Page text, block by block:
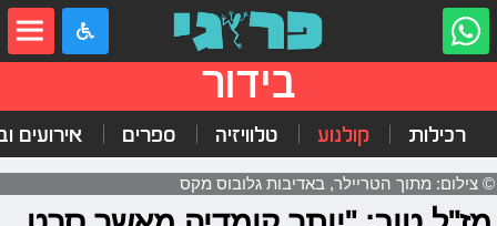
בידור
רכילות קולנוע טלוויזיה ספרים אירועים
© צילום: מתוך הטריילר, באדיבות גלובוס מקס